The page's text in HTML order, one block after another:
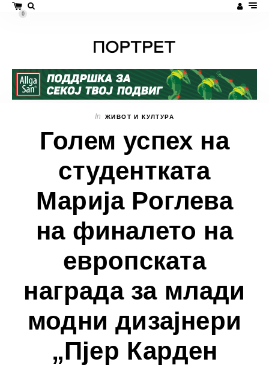
0
In ЖИВОТ И КУЛТУРА
Голем успех на
студентката
Марија Роглева
на финалето на
европската
награда за млади
модни дизајнери
„Пјер Карден